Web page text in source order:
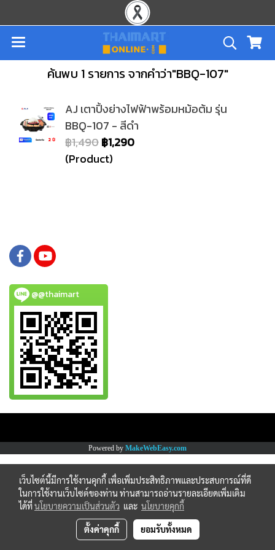
ค้นพบ 1 รายการ จากคำว่า"BBQ-107"
AJ เตาปิ้งย่างไฟฟ้าพร้อมหม้อต้ม รุ่น
BBQ-107 - สีดำ
฿1,490฿1,290
(Product)
@@thaimart
Powered by MakeWebEasy.com
เว็บไซต์นี้มีการใช้งานคุกกี้ เพื่อเพิ่มประสิทธิภาพและประสบการณ์ที่ดี
ในการใช้งานเว็บไซต์ของท่าน ท่านสามารถอ่านรายละเอียดเพิ่มเติม
ได้ที่นโยบายความเป็นส่วนตัว และ นโยบายคุกกี้
ตั้งค่าคุกกี้ ยอมรับทั้งหมด